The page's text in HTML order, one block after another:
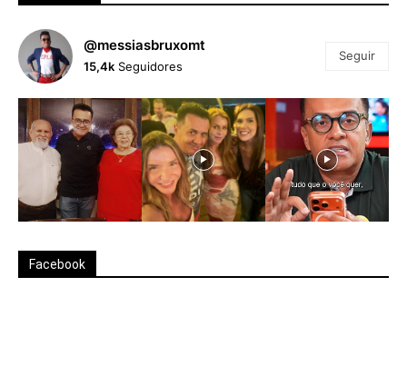
@messiasbruxomt
15,4k Seguidores
Seguir
Facebook